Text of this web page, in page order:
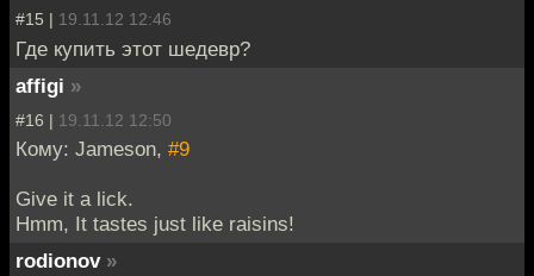
#15 | 19.11.12 12:46
Где купить этот шедевр?
affigi »
#16 | 19.11.12 12:50
Кому: Jameson, #9
Give it a lick.
Hmm, It tastes just like raisins!
rodionov »